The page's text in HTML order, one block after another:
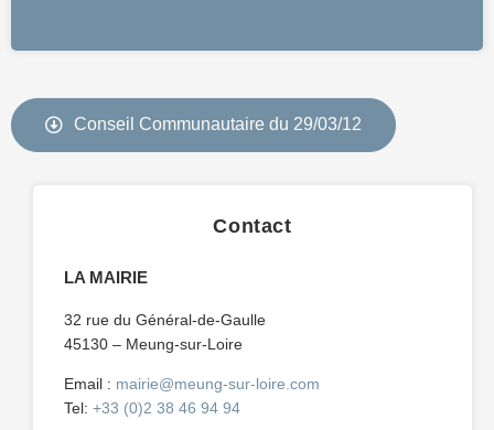
Contact
LA MAIRIE
32 rue du Général-de-Gaulle
45130 – Meung-sur-Loire
Email : mairie@meung-sur-loire.com
Tel: +33 (0)2 38 46 94 94
Conseil Communautaire du 29/03/12